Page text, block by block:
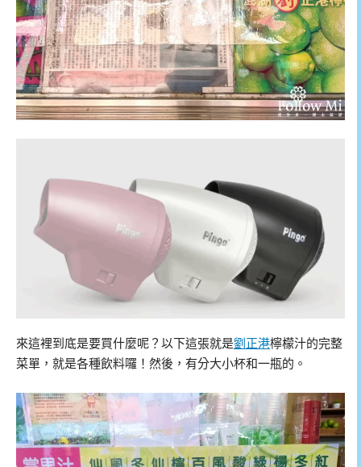
來這裡到底是要買什麼呢？以下這張就是劉正港檸檬汁的完整
菜單，就是各種飲料囉！然後，有分大小杯和一瓶的。